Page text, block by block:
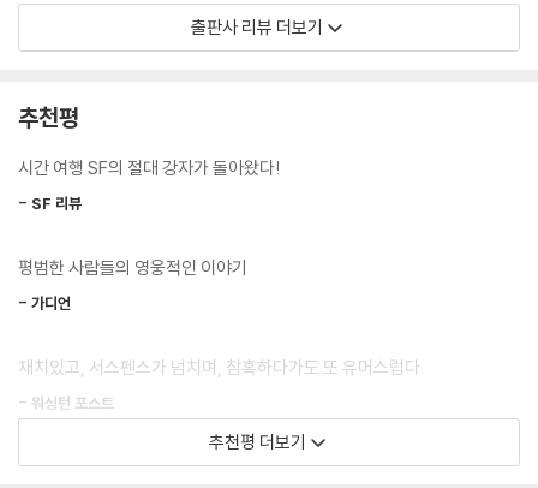
모릅니다. 시간 여행을 하는 역사학자들이 지켜야 할 첫 번째 규칙은 과거
의 인물들과 가능한 접촉을 줄여서 역사의 인과관계에 변수를 만들지 않는
만 먹으면 낫는다는 걸 아는 유일한 사람입니다. 그 아이에게 약을 몰래 먹
이겠습니까? 아니면 역사 속의 사신이 아이를 데려가는 모습을 학자로서
공들이 늘 그러하듯이 상황 속으로 뛰어들고 말 것입니다. 그리고 그때부
씩 어두워지고 있습니다….
예정입니다. 꼼꼼하게 설정된 시간 여행 규칙이 있고 과거의 역사에 대한
뛰어나기 때문이죠. 설정에 흠잡을 데가 딱히 없다는 점도 즐겁고 이야기
자체는 말할 나위도 없습니다. ‘옥스퍼드 시간 여행 시리즈’는 일종의 보증
수표입니다. 믿고 구매하셔도 좋다는 뜻이죠.
출판사 리뷰 더보기
추천평
시간 여행 SF의 절대 강자가 돌아왔다!
- SF 리뷰
평범한 사람들의 영웅적인 이야기
- 가디언
재치있고, 서스펜스가 넘치며, 참혹하다가도 또 유머스럽다.
- 워싱턴 포스트
기적의 여정이 이어진다. 코니 윌리스가 미국 최고의 작가 중 한 명임을 또
추천평 더보기